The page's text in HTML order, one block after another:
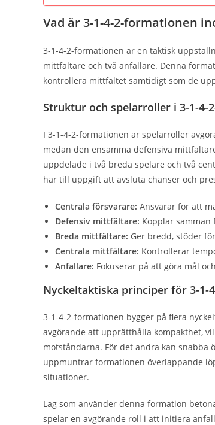
Vad är 3-1-4-2-formationen
3-1-4-2-formationen är en taktisk
mittfältare och två anfallare. Denna
kontrollera mittfältet samtidigt som de
Struktur och spelarroller i 3-1-4-
I 3-1-4-2-formationen är spelarroller
medan den ensamma defensiva
uppdelade i två breda spelare och två
har till uppgift att avsluta chanser och
Centrala försvarare: Ansvarar för att
Defensiv mittfältare: Kopplar
Breda mittfältare: Ger bredd, stöder
Centrala mittfältare: Kontrollerar
Anfallare: Fokuserar på att göra mål
Nyckeltaktiska principer för 3-1-
3-1-4-2-formationen bygger på flera
avgörande att upprätthålla kompakthet,
motståndarna. För det andra kan
uppmuntrar formationen överlappande
situationer.
Lag som använder denna formation
spelar en avgörande roll i att initiera